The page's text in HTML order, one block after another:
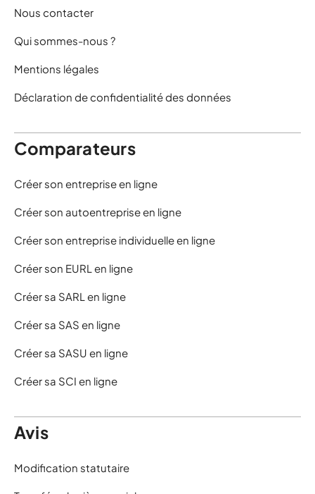
Nous contacter
Qui sommes-nous ?
Mentions légales
Déclaration de confidentialité des données
Comparateurs
Créer son entreprise en ligne
Créer son autoentreprise en ligne
Créer son entreprise individuelle en ligne
Créer son EURL en ligne
Créer sa SARL en ligne
Créer sa SAS en ligne
Créer sa SASU en ligne
Créer sa SCI en ligne
Avis
Modification statutaire